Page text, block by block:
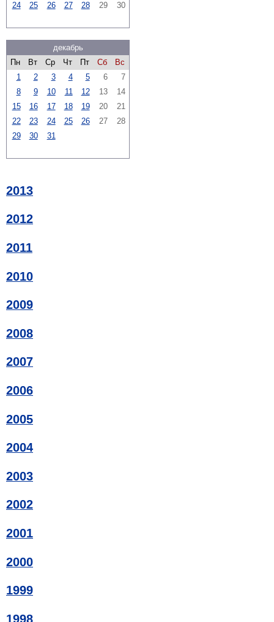
24
25 26 27 28 29 30
декабрь
Пн
Вт Ср Чт Пт Сб
Вс
1
2 3 4 5 6
7
8
9 10 11 12 13
14
15
16 17 18 19 20
21
22
23 24 25 26 27
28
29
30 31
2013
2012
2011
2010
2009
2008
2007
2006
2005
2004
2003
2002
2001
2000
1999
1998